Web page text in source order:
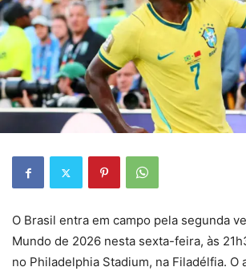
O Brasil entra em campo pela segunda
Mundo de 2026 nesta sexta-feira, às
no Philadelphia Stadium, na Filadélfia. O